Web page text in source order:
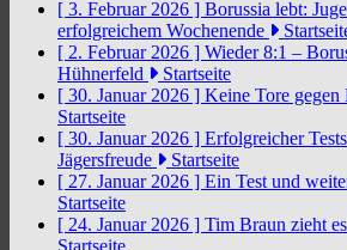
[ 3. Februar 2026 ] Borussia lebt:
erfolgreichem Wochenende
[ 2. Februar 2026 ] Wieder 8:1 –
Hühnerfeld
Startseite
[ 30. Januar 2026 ] Keine Tore gegen
Startseite
[ 30. Januar 2026 ] Erfolgreicher
Jägersfreude
Startseite
[ 27. Januar 2026 ] Ein Test und
Startseite
[ 24. Januar 2026 ] Tim Braun zieht
Startseite